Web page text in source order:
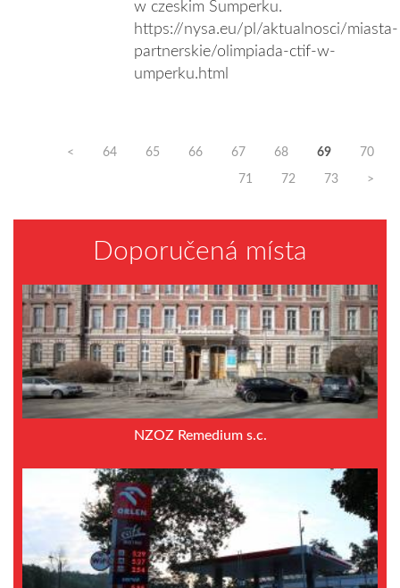
w czeskim Šumperku.
https://nysa.eu/pl/aktualnosci/miasta-
partnerskie/olimpiada-ctif-w-
umperku.html
< 64 65 66 67 68 69 70
71 72 73 >
Doporučená místa
NZOZ Remedium s.c.